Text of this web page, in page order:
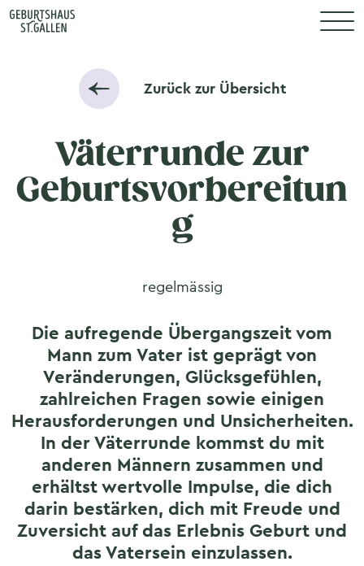
Zurück zur Übersicht
Väterrunde zur
Geburtsvorbereitun
g
regelmässig
Die aufregende Übergangszeit vom
Mann zum Vater ist geprägt von
Veränderungen, Glücksgefühlen,
zahlreichen Fragen sowie einigen
Herausforderungen und Unsicherheiten.
In der Väterrunde kommst du mit
anderen Männern zusammen und
erhältst wertvolle Impulse, die dich
darin bestärken, dich mit Freude und
Zuversicht auf das Erlebnis Geburt und
das Vatersein einzulassen.